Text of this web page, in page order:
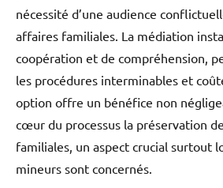
nécessité d’une audience
affaires familiales. La médiation
coopération et de compréhension,
les procédures interminables et
option offre un bénéfice non
cœur du processus la préservation
familiales, un aspect crucial surtout
mineurs sont concernés.